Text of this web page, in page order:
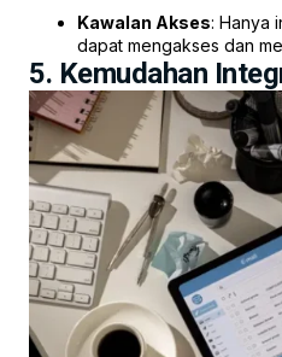
Kawalan Akses: Hanya
dapat mengakses dan
5. Kemudahan